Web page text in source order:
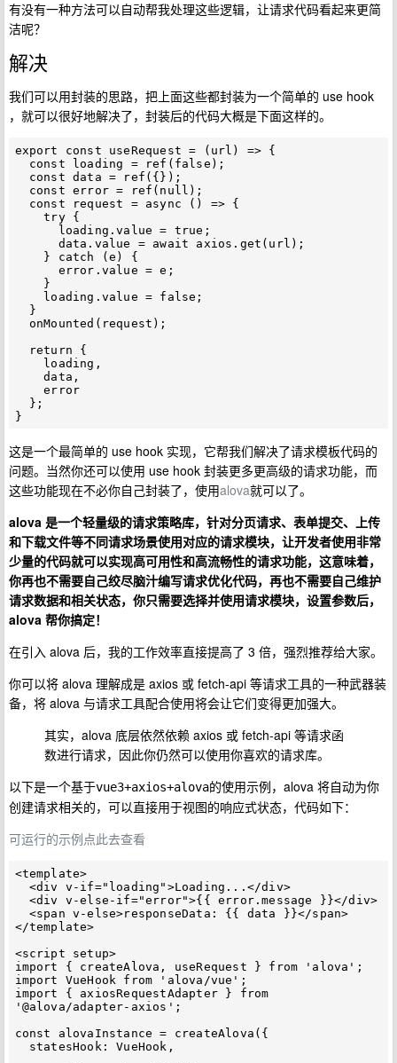
有没有一种方法可以自动帮我处理这些逻辑，让请求代码看起来更简
洁呢？
解决
我们可以用封装的思路，把上面这些都封装为一个简单的 use hook
，就可以很好地解决了，封装后的代码大概是下面这样的。
export const useRequest = (url) => {
    try {
    data,
    error
这是一个最简单的 use hook 实现，它帮我们解决了请求模板代码的
问题。当然你还可以使用 use hook 封装更多更高级的请求功能，而
这些功能现在不必你自己封装了，使用alova就可以了。
alova 是一个轻量级的请求策略库，针对分页请求、表单提交、上传
和下载文件等不同请求场景使用对应的请求模块，让开发者使用非常
少量的代码就可以实现高可用性和高流畅性的请求功能，这意味着，
你再也不需要自己绞尽脑汁编写请求优化代码，再也不需要自己维护
请求数据和相关状态，你只需要选择并使用请求模块，设置参数后，
alova 帮你搞定！
在引入 alova 后，我的工作效率直接提高了 3 倍，强烈推荐给大家。
你可以将 alova 理解成是 axios 或 fetch-api 等请求工具的一种武器装
备，将 alova 与请求工具配合使用将会让它们变得更加强大。
其实，alova 底层依然依赖 axios 或 fetch-api 等请求函
数进行请求，因此你仍然可以使用你喜欢的请求库。
以下是一个基于vue3+axios+alova的使用示例，alova 将自动为你
创建请求相关的，可以直接用于视图的响应式状态，代码如下：
可运行的示例点此去查看
<template>
</template>
<script setup>
import { createAlova, useRequest } from 'alova';
import VueHook from 'alova/vue';
import { axiosRequestAdapter } from
'@alova/adapter-axios';
const alovaInstance = createAlova({